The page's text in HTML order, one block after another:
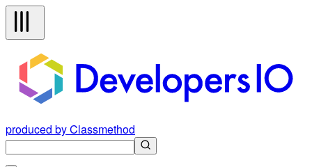
produced by Classmethod